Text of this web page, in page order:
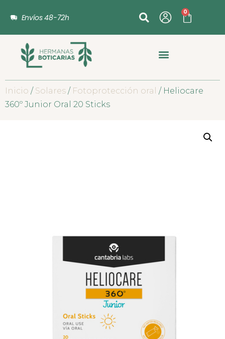
Envíos 48-72h
0
Inicio / Solares / Fotoprotección oral / Heliocare
360º Junior Oral 20 Sticks